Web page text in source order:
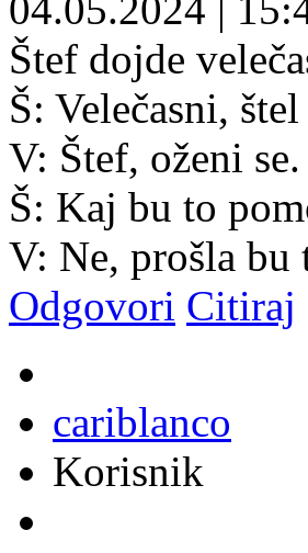
Štef dojde
Š: Velečasni,
V: Štef, oženi se.
Š: Kaj bu to
V: Ne, prošla bu
Odgovori Citiraj
cariblanco
Korisnik